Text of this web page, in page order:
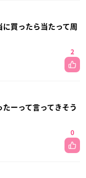
買ったら当たって周
2
ーって言ってきそう
0